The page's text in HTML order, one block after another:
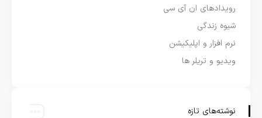
رویدادهای ان آی سی
شیوه زندگی
نرم افزار و اپلیکیشن
ویدیو و تریلر ها
نوشته‌های تازه